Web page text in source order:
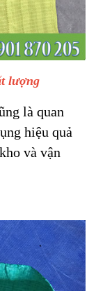
lượng
là quan
hiệu quả
và vận